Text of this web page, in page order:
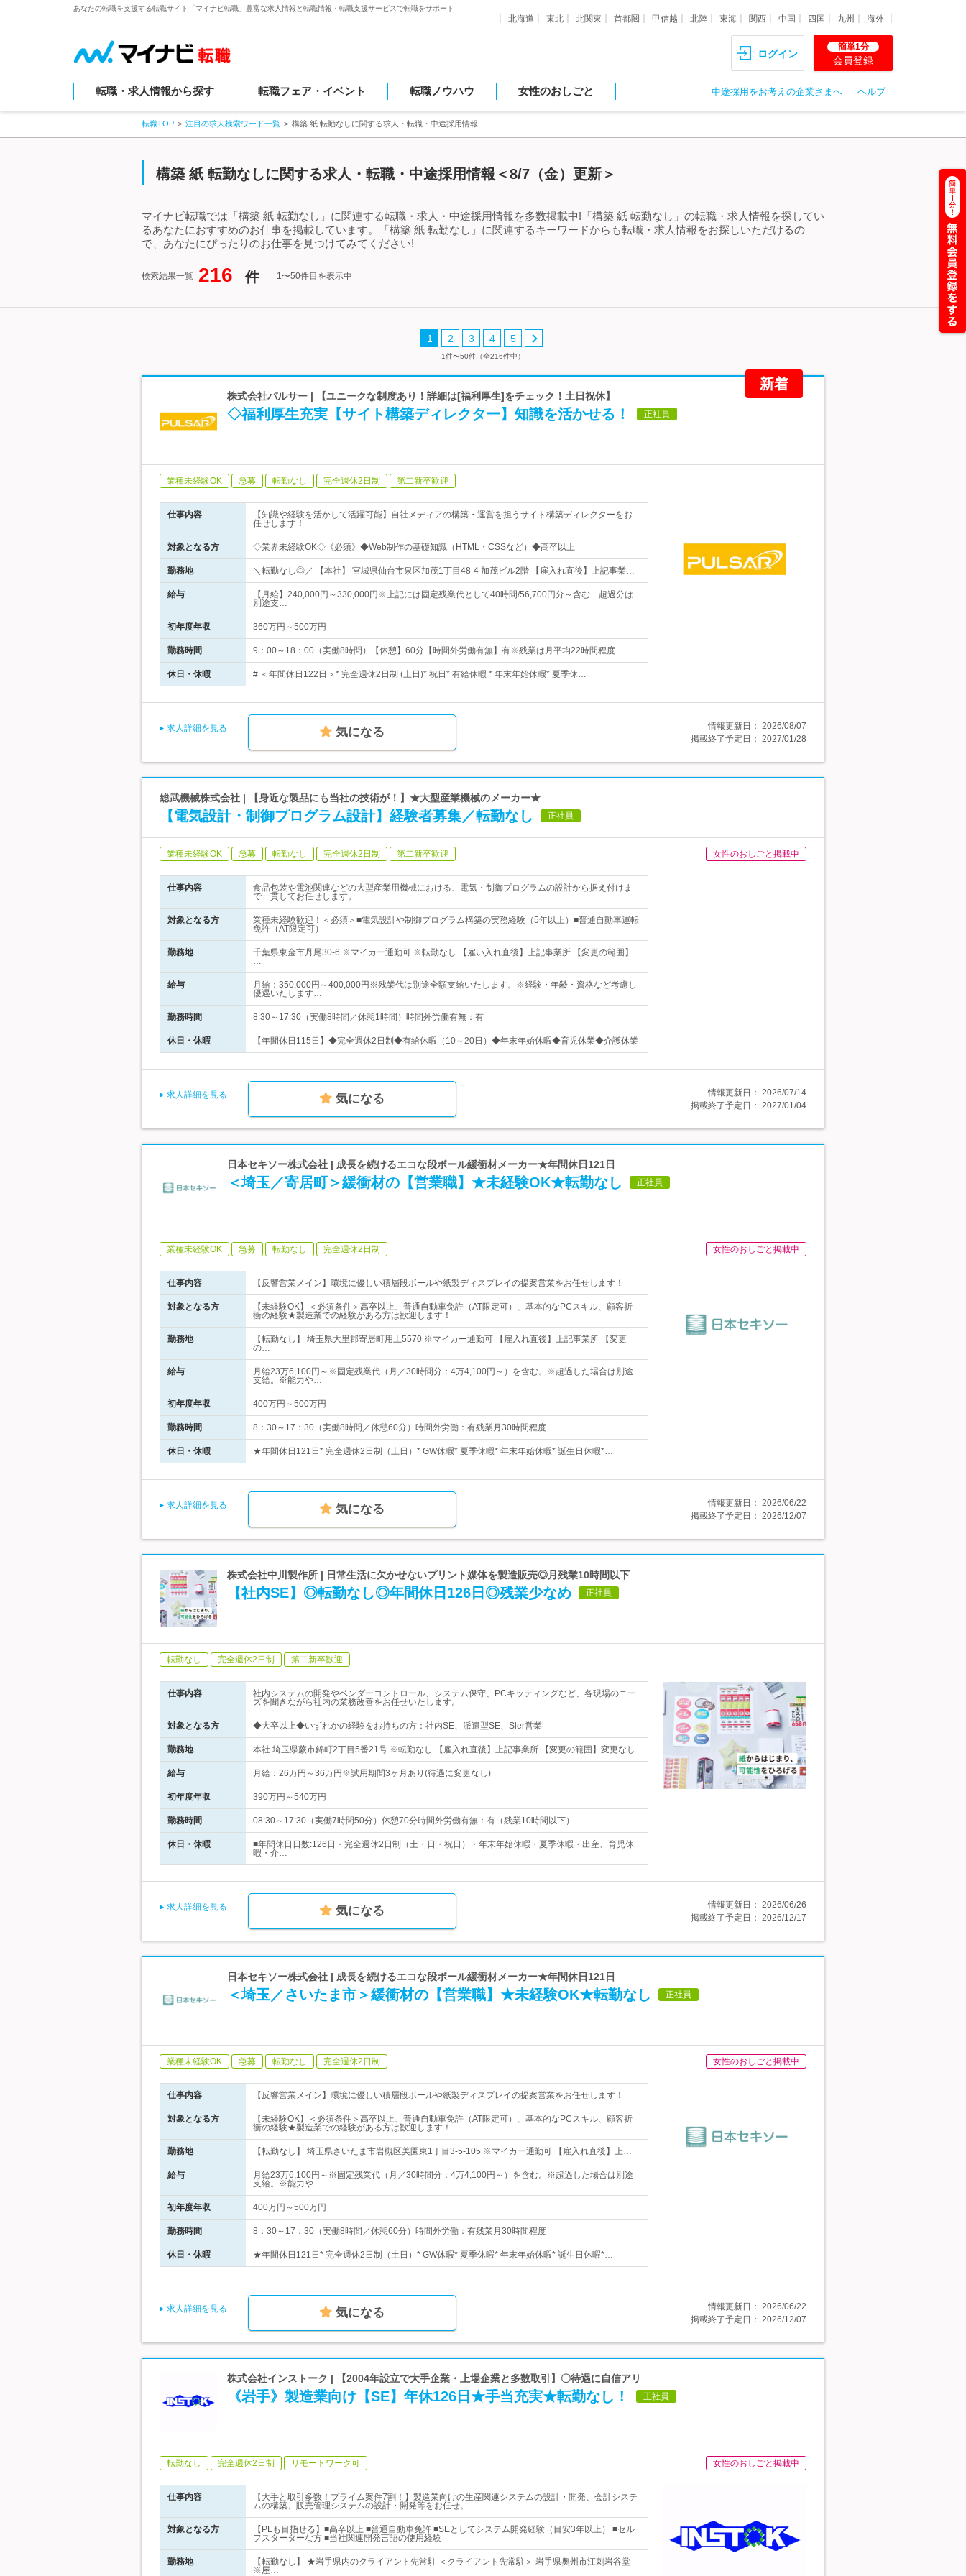
あなたの転職を支援する転職サイト「マイナビ転職」豊富な求人情報と転職情報・転職支援サービスで転職をサポート
北海道 東北 北関東 首都圏 甲信越 北陸 東海 関西 中国 四国 九州 海外
ログイン
簡単1分
会員登録
転職・求人情報から探す 転職フェア・イベント 転職ノウハウ 女性のおしごと 中途採用をお考えの企業さまへ ヘルプ
転職TOP 注目の求人検索ワード一覧 構築 紙 転勤なしに関する求人・転職・中途採用情報
構築 紙 転勤なしに関する求人・転職・中途採用情報＜8/7（金）更新＞
マイナビ転職では「構築 紙 転勤なし」に関連する転職・求人・中途採用情報を多数掲載中!「構築 紙 転勤なし」の転職・求人情報を探してい
るあなたにおすすめのお仕事を掲載しています。「構築 紙 転勤なし」に関連するキーワードからも転職・求人情報をお探しいただけるの
で、あなたにぴったりのお仕事を見つけてみてください!
検索結果一覧 216 件 1〜50件目を表示中
1 2 3 4 5
1件〜50件（全216件中）
新着
株式会社パルサー | 【ユニークな制度あり！詳細は[福利厚生]をチェック！土日祝休】
◇福利厚生充実【サイト構築ディレクター】知識を活かせる！ 正社員
業種未経験OK 急募 転勤なし 完全週休2日制 第二新卒歓迎
仕事内容
【知識や経験を活かして活躍可能】自社メディアの構築・運営を担うサイト構築ディレクターをお
任せします！
対象となる方 ◇業界未経験OK◇《必須》◆Web制作の基礎知識（HTML・CSSなど）◆高卒以上
勤務地 ＼転勤なし◎／ 【本社】 宮城県仙台市泉区加茂1丁目48-4 加茂ビル2階 【雇入れ直後】上記事業…
給与
【月給】240,000円～330,000円※上記には固定残業代として40時間/56,700円分～含む 超過分は
別途支…
初年度年収 360万円～500万円
勤務時間 9：00～18：00（実働8時間）【休憩】60分【時間外労働有無】有※残業は月平均22時間程度
休日・休暇 # ＜年間休日122日＞* 完全週休2日制 (土日)* 祝日* 有給休暇 * 年末年始休暇* 夏季休…
求人詳細を見る 気になる 情報更新日： 2026/08/07
掲載終了予定日： 2027/01/28
総武機械株式会社 | 【身近な製品にも当社の技術が！】★大型産業機械のメーカー★
【電気設計・制御プログラム設計】経験者募集／転勤なし 正社員
業種未経験OK 急募 転勤なし 完全週休2日制 第二新卒歓迎 女性のおしごと掲載中
仕事内容
食品包装や電池関連などの大型産業用機械における、電気・制御プログラムの設計から据え付けま
で一貫してお任せします。
対象となる方
業種未経験歓迎！＜必須＞■電気設計や制御プログラム構築の実務経験（5年以上）■普通自動車運転
免許（AT限定可）
勤務地
千葉県東金市丹尾30-6 ※マイカー通勤可 ※転勤なし 【雇い入れ直後】上記事業所 【変更の範囲】
…
給与
月給：350,000円～400,000円※残業代は別途全額支給いたします。※経験・年齢・資格など考慮し
優遇いたします…
勤務時間 8:30～17:30（実働8時間／休憩1時間）時間外労働有無：有
休日・休暇 【年間休日115日】◆完全週休2日制◆有給休暇（10～20日）◆年末年始休暇◆育児休業◆介護休業
求人詳細を見る 気になる 情報更新日： 2026/07/14
掲載終了予定日： 2027/01/04
日本セキソー株式会社 | 成長を続けるエコな段ボール緩衝材メーカー★年間休日121日
＜埼玉／寄居町＞緩衝材の【営業職】★未経験OK★転勤なし 正社員
業種未経験OK 急募 転勤なし 完全週休2日制 女性のおしごと掲載中
仕事内容 【反響営業メイン】環境に優しい積層段ボールや紙製ディスプレイの提案営業をお任せします！
対象となる方
【未経験OK】＜必須条件＞高卒以上、普通自動車免許（AT限定可）、基本的なPCスキル、顧客折
衝の経験★製造業での経験がある方は歓迎します！
勤務地
【転勤なし】 埼玉県大里郡寄居町用土5570 ※マイカー通勤可 【雇入れ直後】上記事業所 【変更
の…
給与
月給23万6,100円～※固定残業代（月／30時間分：4万4,100円～）を含む。※超過した場合は別途
支給。※能力や…
初年度年収 400万円～500万円
勤務時間 8：30～17：30（実働8時間／休憩60分）時間外労働：有残業月30時間程度
休日・休暇 ★年間休日121日* 完全週休2日制（土日）* GW休暇* 夏季休暇* 年末年始休暇* 誕生日休暇*…
求人詳細を見る 気になる 情報更新日： 2026/06/22
掲載終了予定日： 2026/12/07
株式会社中川製作所 | 日常生活に欠かせないプリント媒体を製造販売◎月残業10時間以下
【社内SE】◎転勤なし◎年間休日126日◎残業少なめ 正社員
転勤なし 完全週休2日制 第二新卒歓迎
仕事内容
社内システムの開発やベンダーコントロール、システム保守、PCキッティングなど、各現場のニー
ズを聞きながら社内の業務改善をお任せいたします。
対象となる方 ◆大卒以上◆いずれかの経験をお持ちの方：社内SE、派遣型SE、Sler営業
勤務地 本社 埼玉県蕨市錦町2丁目5番21号 ※転勤なし 【雇入れ直後】上記事業所 【変更の範囲】変更なし
給与 月給：26万円～36万円※試用期間3ヶ月あり(待遇に変更なし)
初年度年収 390万円～540万円
勤務時間 08:30～17:30（実働7時間50分）休憩70分時間外労働有無：有（残業10時間以下）
休日・休暇
■年間休日日数:126日・完全週休2日制（土・日・祝日）・年末年始休暇・夏季休暇・出産、育児休
暇・介…
求人詳細を見る 気になる 情報更新日： 2026/06/26
掲載終了予定日： 2026/12/17
日本セキソー株式会社 | 成長を続けるエコな段ボール緩衝材メーカー★年間休日121日
＜埼玉／さいたま市＞緩衝材の【営業職】★未経験OK★転勤なし 正社員
業種未経験OK 急募 転勤なし 完全週休2日制 女性のおしごと掲載中
仕事内容 【反響営業メイン】環境に優しい積層段ボールや紙製ディスプレイの提案営業をお任せします！
対象となる方
【未経験OK】＜必須条件＞高卒以上、普通自動車免許（AT限定可）、基本的なPCスキル、顧客折
衝の経験★製造業での経験がある方は歓迎します！
勤務地 【転勤なし】 埼玉県さいたま市岩槻区美園東1丁目3-5-105 ※マイカー通勤可 【雇入れ直後】上…
給与
月給23万6,100円～※固定残業代（月／30時間分：4万4,100円～）を含む。※超過した場合は別途
支給。※能力や…
初年度年収 400万円～500万円
勤務時間 8：30～17：30（実働8時間／休憩60分）時間外労働：有残業月30時間程度
休日・休暇 ★年間休日121日* 完全週休2日制（土日）* GW休暇* 夏季休暇* 年末年始休暇* 誕生日休暇*…
求人詳細を見る 気になる 情報更新日： 2026/06/22
掲載終了予定日： 2026/12/07
株式会社インストーク | 【2004年設立で大手企業・上場企業と多数取引】〇待遇に自信アリ
《岩手》製造業向け【SE】年休126日★手当充実★転勤なし！ 正社員
転勤なし 完全週休2日制 リモートワーク可 女性のおしごと掲載中
仕事内容
【大手と取引多数！プライム案件7割！】製造業向けの生産関連システムの設計・開発、会計システ
ムの構築、販売管理システムの設計・開発等をお任せ。
対象となる方
【PLも目指せる】■高卒以上 ■普通自動車免許 ■SEとしてシステム開発経験（目安3年以上） ■セル
フスターターな方 ■当社関連開発言語の使用経験
勤務地
【転勤なし】 ★岩手県内のクライアント先常駐 ＜クライアント先常駐＞ 岩手県奥州市江刺岩谷堂
※屋…